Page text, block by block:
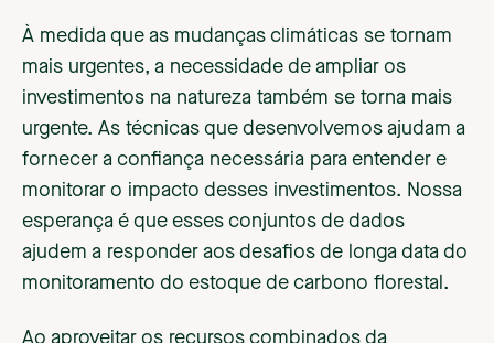
À medida que as mudanças climáticas se tornam
mais urgentes, a necessidade de ampliar os
investimentos na natureza também se torna mais
urgente. As técnicas que desenvolvemos ajudam a
fornecer a confiança necessária para entender e
monitorar o impacto desses investimentos. Nossa
esperança é que esses conjuntos de dados
ajudem a responder aos desafios de longa data do
monitoramento do estoque de carbono florestal.